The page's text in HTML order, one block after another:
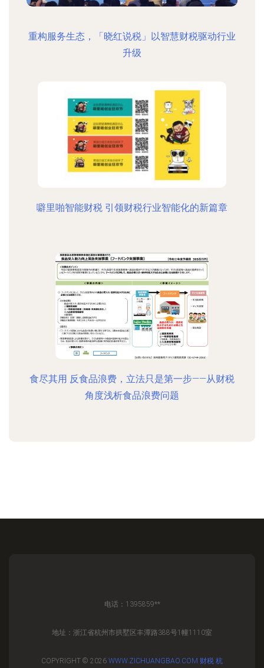
重构服务生态，「晓红说税」以智慧财税驱动行业
升级
噼里啪智能财税 引领财税行业智能化的新篇章
食尽其用 反食品浪费，立法只是第一步——从财税
角度浅析食品浪费问题
电话：1395859**
地址：浙江省杭州市拱墅区丰潭路388号1幢1110室
COPYRIGHT © 2026 WWW.ZICHUANGBAO.COM 财税 杭